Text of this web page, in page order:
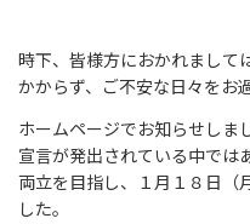
時下、皆様方におかれまして
かからず、ご不安な日々をお
ホームページでお知らせしま
宣言が発出されている中では
両立を目指し、１月１８日（
した。